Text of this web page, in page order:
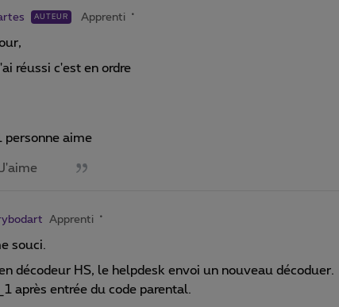
AUTEUR Apprenti
réussi c'est en ordre
personne aime
J'aime
Apprenti
souci.
décodeur HS, le helpdesk envoi un nouveau décoduer.
après entrée du code parental.